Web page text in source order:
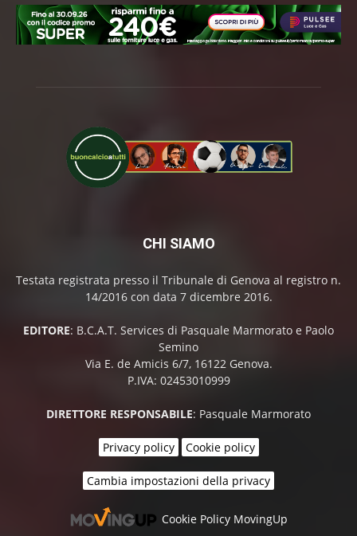
CHI SIAMO
Testata registrata presso il Tribunale di Genova al registro n.
14/2016 con data 7 dicembre 2016.
EDITORE: B.C.A.T. Services di Pasquale Marmorato e Paolo
Semino
Via E. de Amicis 6/7, 16122 Genova.
P.IVA: 02453010999
DIRETTORE RESPONSABILE: Pasquale Marmorato
Privacy policy Cookie policy
Cambia impostazioni della privacy
Cookie Policy MovingUp